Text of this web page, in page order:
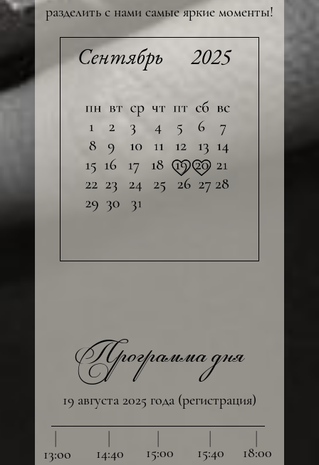
разделить с нами самые яркие моменты!
Сентябрь 2025
_______________
Программа дня
15:40
15:00
19 августа 2025 года (регистрация)
13:оо 14:40 18:00